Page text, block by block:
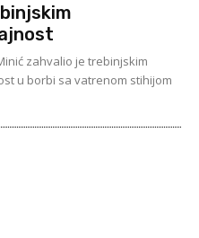
zahvalio je trebinjskim
u borbi sa vatrenom stihijom